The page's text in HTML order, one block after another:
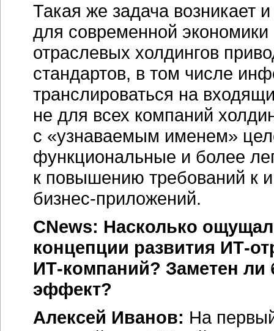
Такая же задача возникает
для современной
отраслевых холдингов
стандартов, в том числе
транслироваться на
не для всех компаний
с «узнаваемым именем»
функциональные и более
к повышению требований к
бизнес-приложений.
CNews: Насколько
концепции развития ИТ-
ИТ-компаний? Заметен
эффект?
Алексей Иванов: На